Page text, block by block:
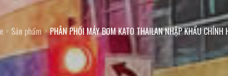
Sản phẩm PHÂN PHỐI MÁY BƠM KATO THAILAN NHẬP KHẨU CHÍNH